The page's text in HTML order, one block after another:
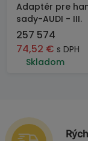
Adaptér pre
sady-AUDI - III.
257 574
74,52 € s DPH
Skladom